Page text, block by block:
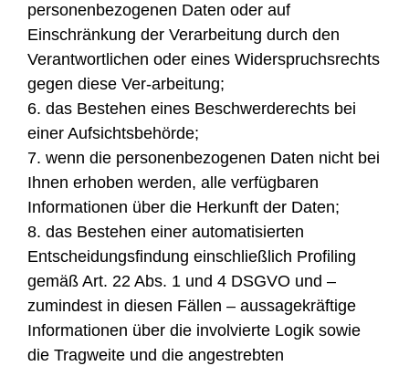
personenbezogenen Daten oder auf
Einschränkung der Verarbeitung durch den
Verantwortlichen oder eines Widerspruchsrechts
gegen diese Ver-arbeitung;
6. das Bestehen eines Beschwerderechts bei
einer Aufsichtsbehörde;
7. wenn die personenbezogenen Daten nicht bei
Ihnen erhoben werden, alle verfügbaren
Informationen über die Herkunft der Daten;
8. das Bestehen einer automatisierten
Entscheidungsfindung einschließlich Profiling
gemäß Art. 22 Abs. 1 und 4 DSGVO und –
zumindest in diesen Fällen – aussagekräftige
Informationen über die involvierte Logik sowie
die Tragweite und die angestrebten